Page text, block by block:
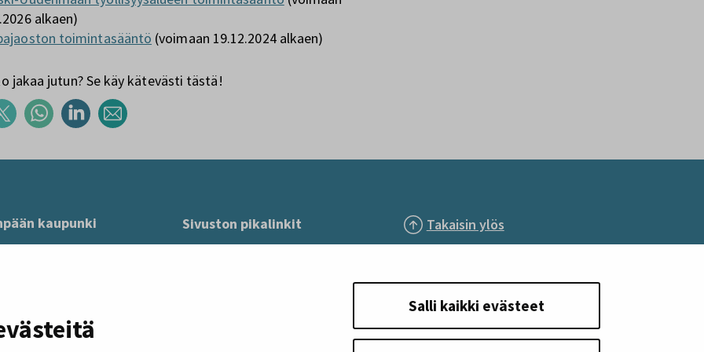
Salli kaikki evästeet
alkaen)
toimintasääntö (voimaan 19.12.2024 alkaen)
jakaa jutun? Se käy kätevästi tästä!
kaupunki
(09) 27 191
8–16, pe klo 8–15
Sivuston pikalinkit
Takaisin ylös